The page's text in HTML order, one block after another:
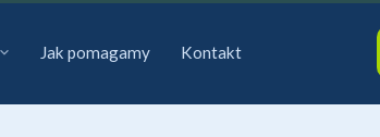
Jak pomagamy Kontakt